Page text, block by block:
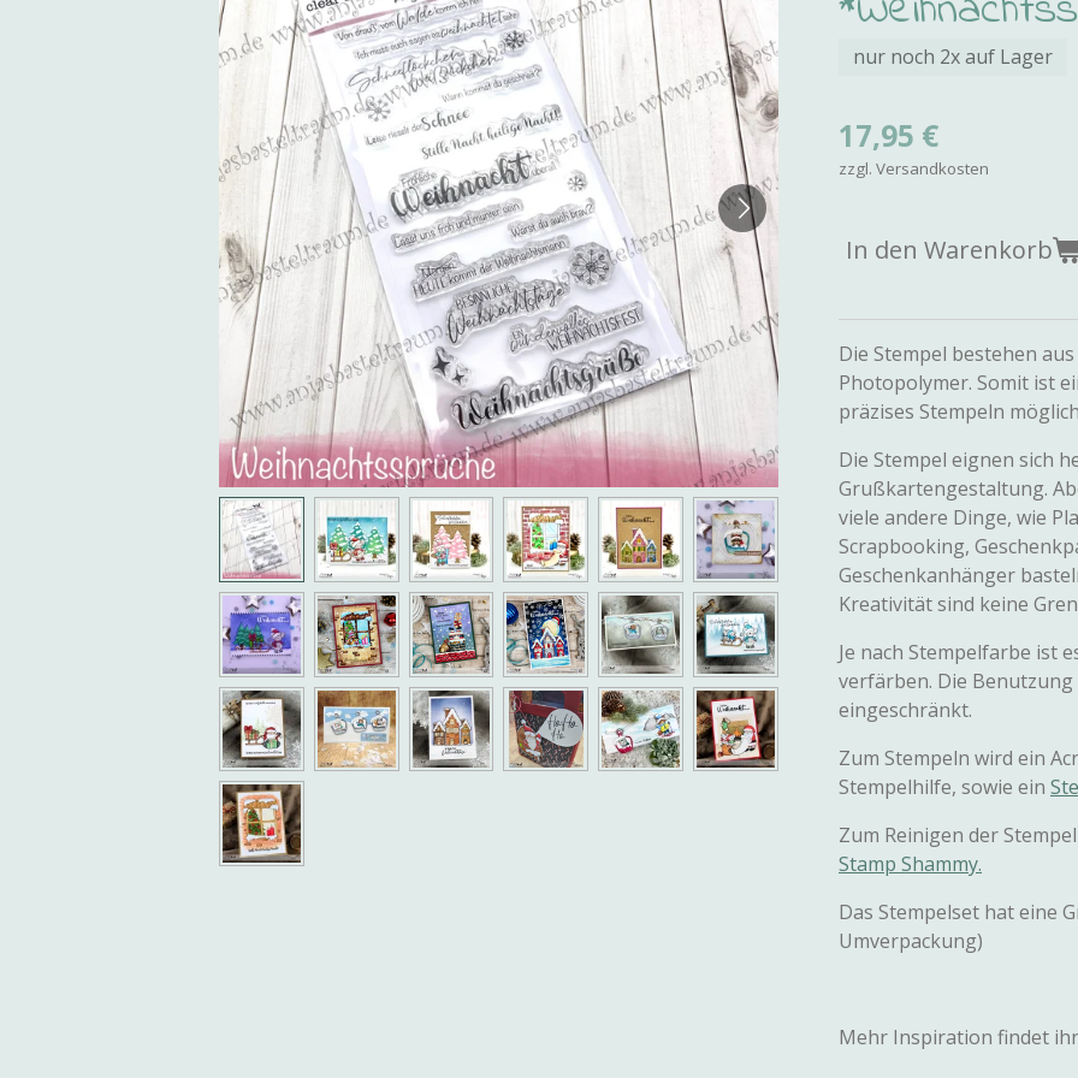
nur noch 2x auf Lager
17,95 €
zzgl. Versandkosten
In den Warenkorb
Die Stempel bestehen
Photopolymer. Somit ist
präzises Stempeln
Die Stempel eignen sich
Grußkartengestaltung.
viele andere Dinge, wie
Scrapbooking,
Geschenkanhänger
Kreativität sind keine
Je nach Stempelfarbe ist
verfärben. Die
eingeschränkt.
Zum Stempeln wird ein
Stempelhilfe, sowie ein
Zum Reinigen der
Stamp Shammy.
Das Stempelset hat eine
Umverpackung)
Mehr Inspiration findet